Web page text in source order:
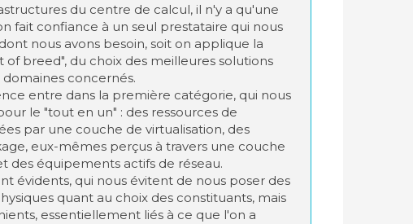
du centre de calcul, il n'y a qu'une
fait confiance à un seul prestataire qui nous
nous avons besoin, soit on applique la
of breed", du choix des meilleures solutions
concernés.
entre dans la première catégorie, qui nous
le "tout en un" : des ressources de
par une couche de virtualisation, des
eux-mêmes perçus à travers une couche
des équipements actifs de réseau.
évidents, qui nous évitent de nous poser des
quant au choix des constituants, mais
essentiellement liés à ce que l'on a